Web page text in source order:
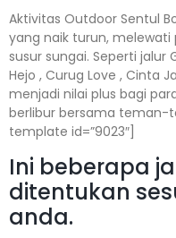
Aktivitas Outdoor Sentul
yang naik turun, melewati
susur sungai. Seperti jalur
Hejo , Curug Love , Cinta
menjadi nilai plus bagi
berlibur bersama
template id=”9023″]
Ini beberapa
ditentukan
anda.